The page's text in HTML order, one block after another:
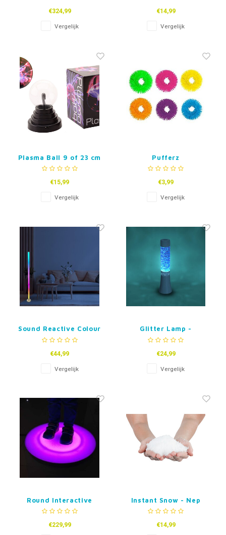
€324,99
Vergelijk
€14,99
Vergelijk
Plasma Ball 9 of 23 cm
€15,99
Vergelijk
Pufferz
Pufferarmband
€3,99
Vergelijk
Sound Reactive Colour
Changing Tube 1.5m
€44,99
Vergelijk
Glitter Lamp -
Multicolor
€24,99
Vergelijk
Round Interactive
Light Floor Tile
€229,99
Instant Snow - Nep
Sneeuw
€14,99